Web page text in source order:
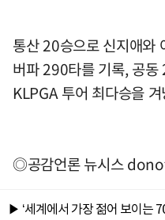
통산 20승으로 신지애와
버파 290타를 기록, 공동
KLPGA 투어 최다승을
◎공감언론 뉴시스